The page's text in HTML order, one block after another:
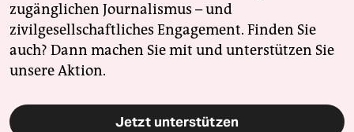
zugänglichen Journalismus – und
zivilgesellschaftliches Engagement. Finden Sie
auch? Dann machen Sie mit und unterstützen Sie
unsere Aktion.
Jetzt unterstützen